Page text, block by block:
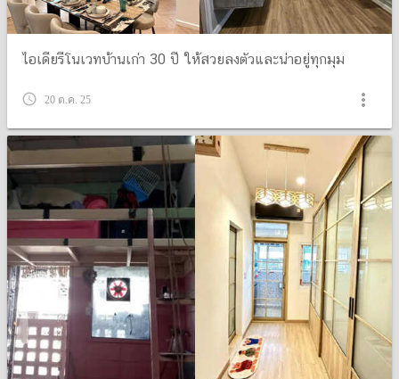
ไอเดียรีโนเวทบ้านเก่า 30 ปี ให้สวยลงตัวและน่าอยู่ทุกมุม
query_builder 20 ต.ค. 25 more_vert